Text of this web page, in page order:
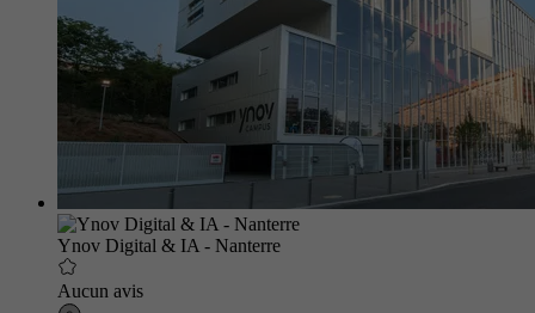
Ynov Digital & IA - Nanterre
Aucun avis